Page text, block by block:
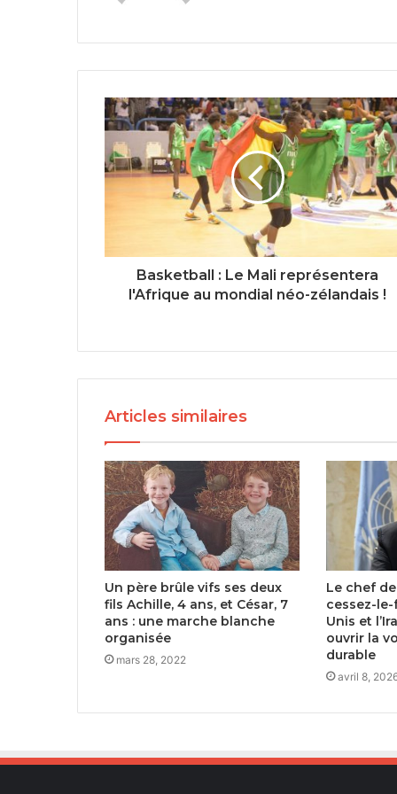
Basketball : Le Mali représentera
l'Afrique au mondial néo-zélandais !
Articles similaires
Un père brûle vifs ses deux
fils Achille, 4 ans, et César, 7
ans : une marche blanche
organisée
mars 28, 2022
Le chef de
cessez-
Unis et
ouvrir la
durable
avril 8,